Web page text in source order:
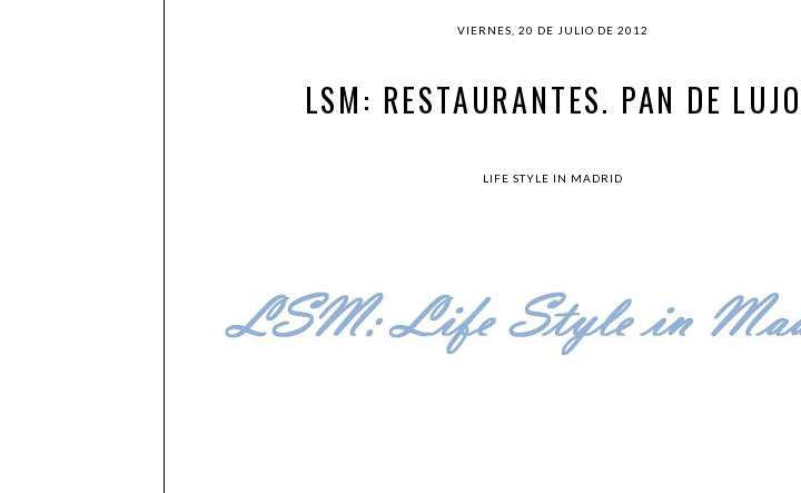
VIERNES, 20 DE JULIO DE 2012
LSM: RESTAURANTES. PAN DE LUJO
LIFE STYLE IN MADRID